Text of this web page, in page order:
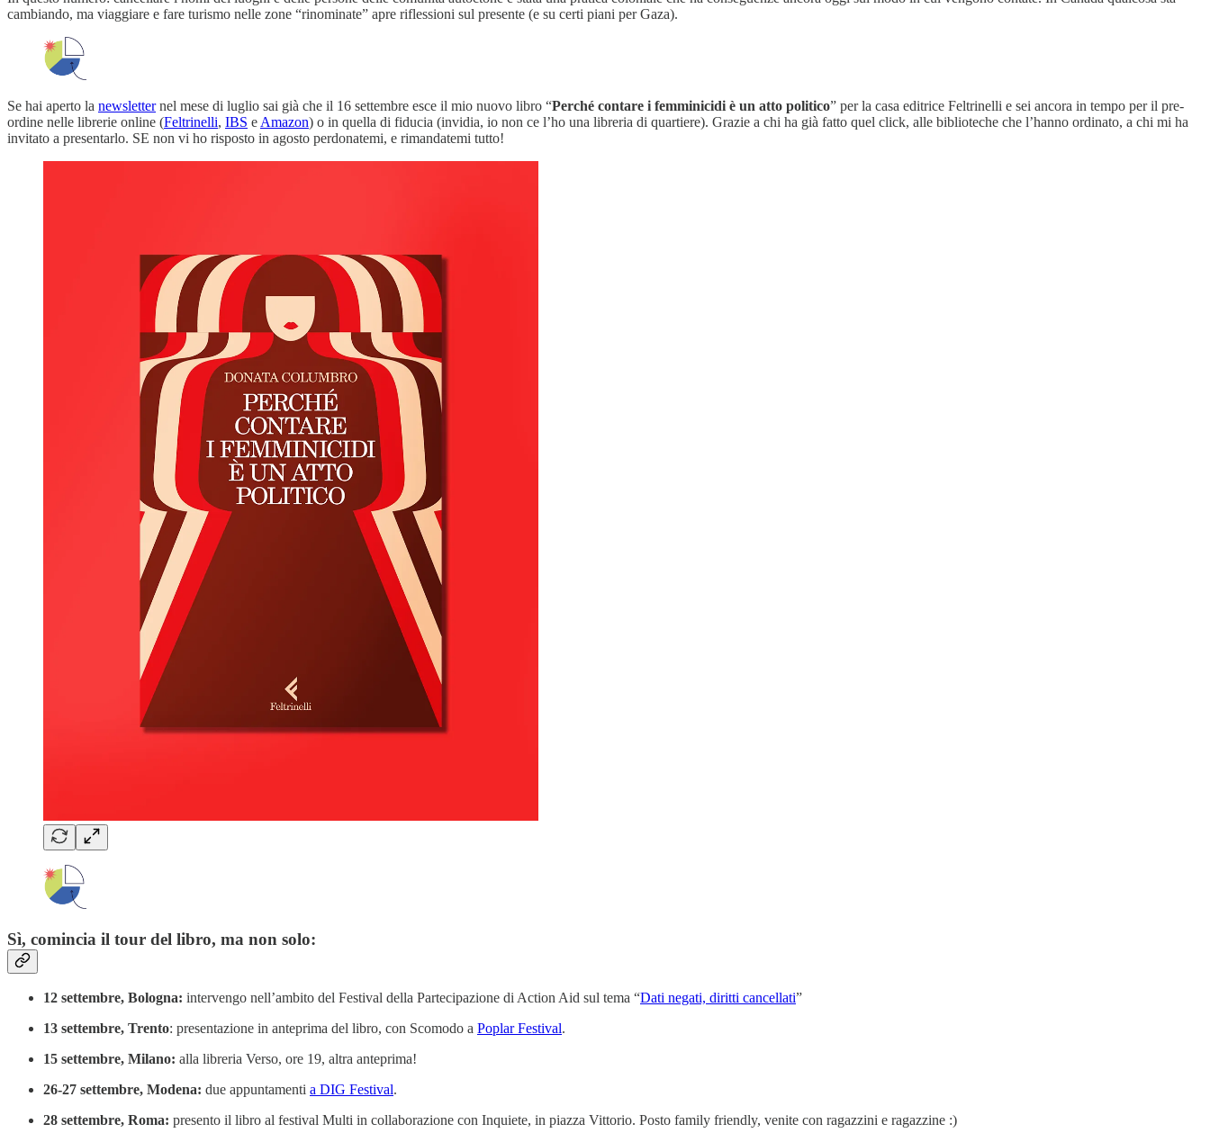
cambiando, ma viaggiare e fare turismo nelle zone “rinominate” apre riflessioni sul presente (e su certi piani per Gaza).
Se hai aperto la newsletternel mese di luglio sai già che il 16 settembre esce il mio nuovo libro “Perché contare i femminicidi è un atto politico” per la casa editrice Feltrinelli e sei ancora in tempo per il pre-
ordine nelle librerie online (Feltrinelli, IBS e Amazon) o in quella di fiducia (invidia, io non ce l’ho una libreria di quartiere). Grazie a chi ha già fatto quel click, alle biblioteche che l’hanno ordinato, a chi mi ha
invitato a presentarlo. SE non vi ho risposto in agosto perdonatemi, e rimandatemi tutto!
Sì, comincia il tour del libro, ma non solo:
12 settembre, Bologna: intervengo nell’ambito del Festival della Partecipazione di Action Aid sul tema “Dati negati, diritti cancellati”
13 settembre, Trento: presentazione in anteprima del libro, con Scomodo a Poplar Festival.
15 settembre, Milano: alla libreria Verso, ore 19, altra anteprima!
26-27 settembre, Modena: due appuntamenti a DIG Festival.
28 settembre, Roma: presento il libro al festival Multi in collaborazione con Inquiete, in piazza Vittorio. Posto family friendly, venite con ragazzini e ragazzine :)